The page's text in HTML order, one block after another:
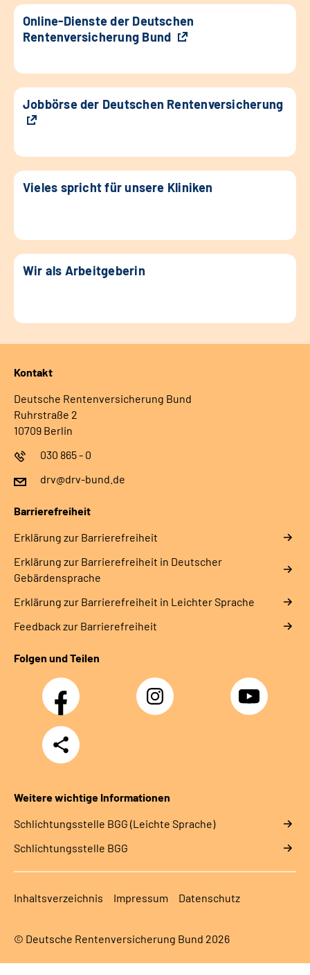
Online-Dienste der Deutschen
Rentenversicherung Bund
Jobbörse der Deutschen Rentenversicherung
Vieles spricht für unsere Kliniken
Wir als Arbeitgeberin
Kontakt
Deutsche Rentenversicherung Bund
Ruhrstraße 2
10709 Berlin
030 865 - 0
drv@drv-bund.de
Barrierefreiheit
Erklärung zur Barrierefreiheit
Erklärung zur Barrierefreiheit in Deutscher
Gebärdensprache
Erklärung zur Barrierefreiheit in Leichter Sprache
Feedback zur Barrierefreiheit
Folgen und Teilen
Facebook Instagram YouTube
Teilen
Weitere wichtige Informationen
Schlich­tungs­stel­le BGG (Leichte Sprache)
Schlich­tungs­stel­le BGG
Inhaltsverzeichnis Impressum Datenschutz
© Deutsche Rentenversicherung Bund 2026